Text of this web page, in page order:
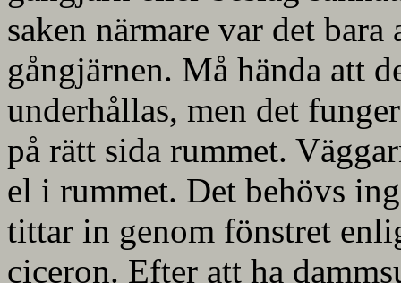
saken närmare var det
gångjärnen. Må hända att
underhållas, men det
på rätt sida rummet.
el i rummet. Det behövs
tittar in genom fönstret
ciceron. Efter att ha